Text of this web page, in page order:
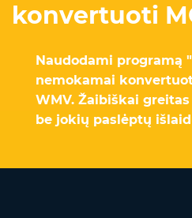
konvertuoti
Naudodami programą
nemokamai
WMV. Žaibiškai
be jokių paslėptų